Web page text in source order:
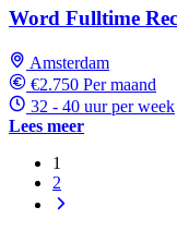
Word Fulltime
Amsterdam
€2.750 Per maand
32 - 40 uur per week
Lees meer
1
2